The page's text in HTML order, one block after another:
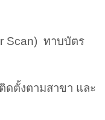
Scan) ทาบบัตร
ดตั้งตามสาขา และ